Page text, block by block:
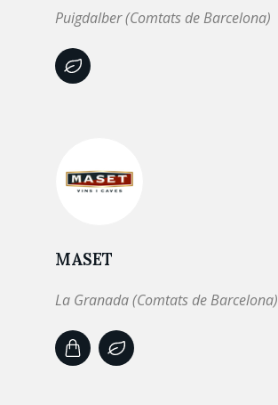
Puigdalber (Comtats de Barcelona)
MASET
La Granada (Comtats de Barcelona)